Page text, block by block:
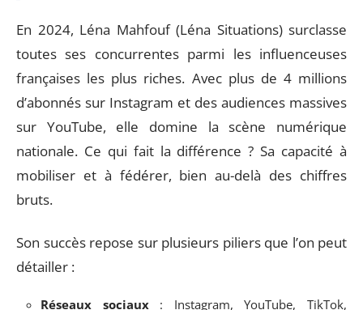
En 2024, Léna Mahfouf (Léna Situations) surclasse
toutes ses concurrentes parmi les influenceuses
françaises les plus riches. Avec plus de 4 millions
d’abonnés sur Instagram et des audiences massives
sur YouTube, elle domine la scène numérique
nationale. Ce qui fait la différence ? Sa capacité à
mobiliser et à fédérer, bien au-delà des chiffres
bruts.
Son succès repose sur plusieurs piliers que l’on peut
détailler :
Réseaux sociaux: Instagram, YouTube, TikTok,